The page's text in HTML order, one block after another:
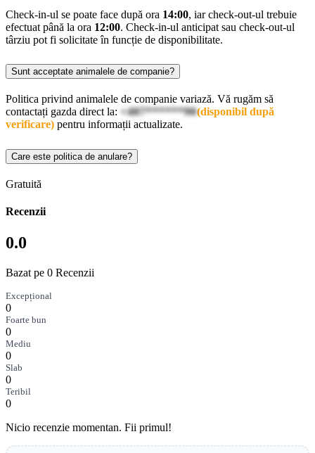
Check-in-ul se poate face după ora 14:00, iar check-out-ul trebuie
efectuat până la ora 12:00. Check-in-ul anticipat sau check-out-ul
târziu pot fi solicitate în funcție de disponibilitate.
Sunt acceptate animalele de companie?
Politica privind animalele de companie variază. Vă rugăm să
contactați gazda direct la: +407******90(disponibil după
verificare) pentru informații actualizate.
Care este politica de anulare?
Gratuită
Recenzii
0.0
Bazat pe 0 Recenzii
Excepțional
0
Foarte bun
0
Mediu
0
Slab
0
Teribil
0
Nicio recenzie momentan. Fii primul!